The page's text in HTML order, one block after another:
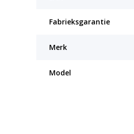
Fabrieksgarantie
Merk
Model